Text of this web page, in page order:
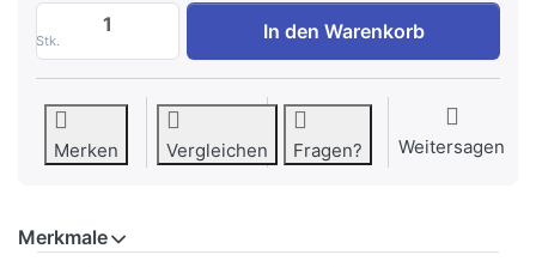
Stk.
Siemens SX65ZX01CH iQ500
In den Warenkorb
Merken Vergleichen Fragen? Weitersagen
Merkmale